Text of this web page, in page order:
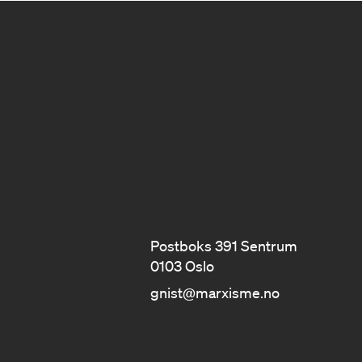
Postboks 391 Sentrum
0103 Oslo
gnist@marxisme.no